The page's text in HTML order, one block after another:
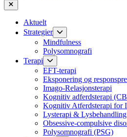
Close
Aktuelt
Strategier
Show
sub
menu
Mindfulness
Polysomnografi
Terapi
sub
menu
EFT-terapi
Eksponering og
Imago-Relasjonsterapi
Kognitiv adferdsterapi
Kognitiv Atferdsterapi for
Lysterapi & Lysbehandling
Obsessive-compulsive
Polysomnografi (PSG)